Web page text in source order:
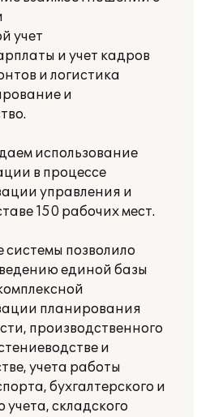
учет
и учет кадров
и логистика
и
использование
в процессе
управления и
150 рабочих мест.
системы позволило
единой базы
планирования
производственного
и
учета работы
бухгалтерского и
учета, складского